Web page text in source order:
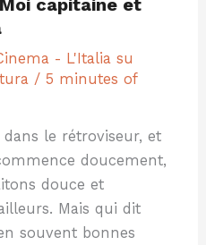
capitaine et
- L'Italia su
/ 5 minutes of
dans le rétroviseur, et
doucement,
douce et
Mais qui dit
souvent bonnes